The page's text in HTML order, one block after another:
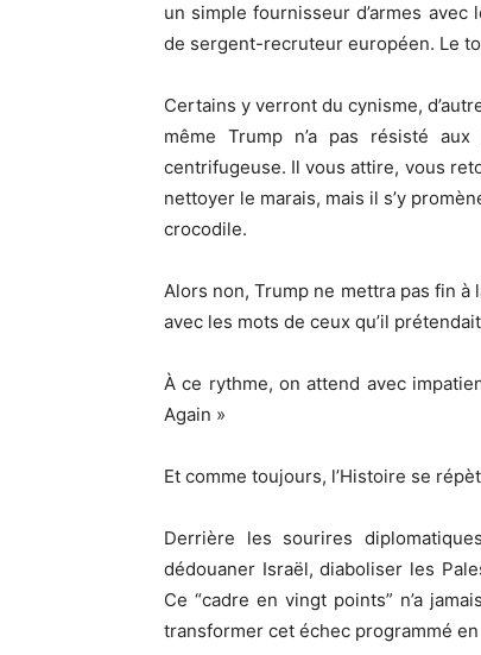
un simple fournisseur d’armes
de sergent-recruteur européen. Le
Certains y verront du cynisme,
même Trump n’a pas résisté aux
centrifugeuse. Il vous attire, vous
nettoyer le marais, mais il s’y
crocodile.
Alors non, Trump ne mettra pas fin à
avec les mots de ceux qu’il
À ce rythme, on attend avec
Again »
Et comme toujours, l’Histoire se
Derrière les sourires
dédouaner Israël, diaboliser les
Ce “cadre en vingt points” n’a
transformer cet échec programmé